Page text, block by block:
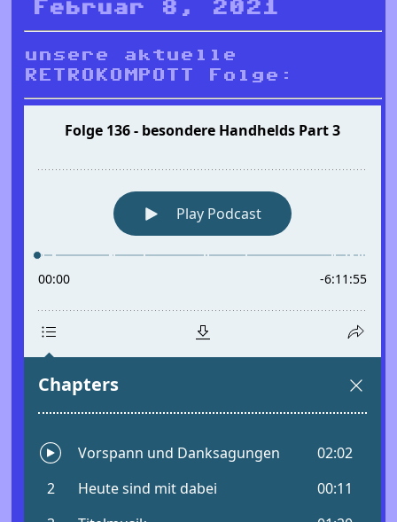
Februar 8, 2021
unsere aktuelle
RETROKOMPOTT Folge: